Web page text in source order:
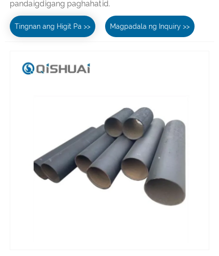
pandaigdigang paghahatid.
Tingnan ang Higit Pa >> Magpadala ng Inquiry >>